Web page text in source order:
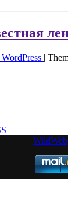
|
WildWeb